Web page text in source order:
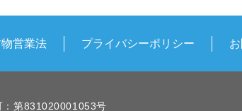
営業法 プライバシーポリシー
第831020001053号